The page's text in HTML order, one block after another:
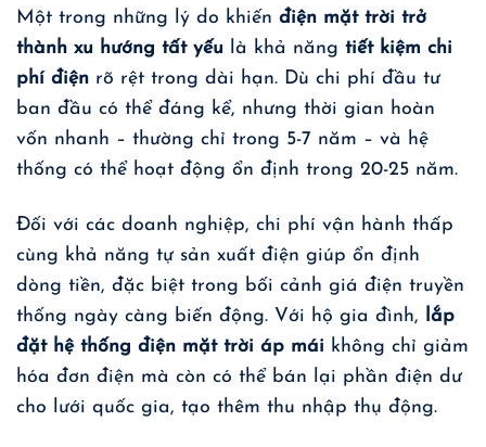
Một trong những lý do khiến điện mặt trời trở
thành xu hướng tất yếu là khả năng tiết kiệm chi
phí điện rõ rệt trong dài hạn. Dù chi phí đầu tư
ban đầu có thể đáng kể, nhưng thời gian hoàn
vốn nhanh – thường chỉ trong 5-7 năm – và hệ
thống có thể hoạt động ổn định trong 20-25 năm.
Đối với các doanh nghiệp, chi phí vận hành thấp
cùng khả năng tự sản xuất điện giúp ổn định
dòng tiền, đặc biệt trong bối cảnh giá điện truyền
thống ngày càng biến động. Với hộ gia đình,
lắp
đặt hệ thống điện mặt trời áp mái không chỉ giảm
hóa đơn điện mà còn có thể bán lại phần điện dư
cho lưới quốc gia, tạo thêm thu nhập thụ động.